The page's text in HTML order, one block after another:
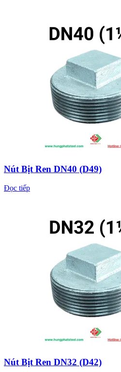
Nút Bịt Ren DN40 (D49)
Đọc tiếp
Nút Bịt Ren DN32 (D42)